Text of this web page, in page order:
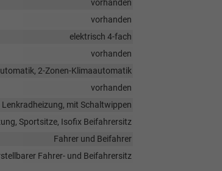
vorhanden
vorhanden
elektrisch 4-fach
vorhanden
2-Zonen-Klimaautomatik
vorhanden
mit Schaltwippen
Sportsitze, Isofix Beifahrersitz
Fahrer und Beifahrer
Fahrer- und Beifahrersitz